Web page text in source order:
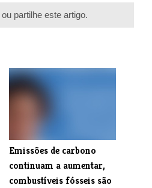
ou partilhe este artigo.
​Emissões de carbono
continuam a aumentar,
combustíveis fósseis são